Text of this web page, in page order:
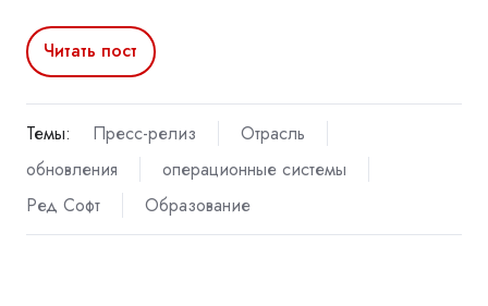
Читать пост
Темы: Пресс-релиз
Отрасль
обновления
операционные системы
Ред Софт
Образование